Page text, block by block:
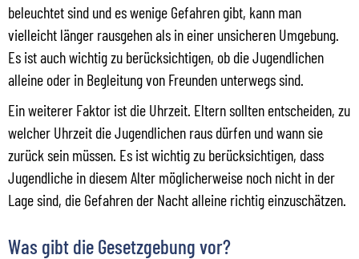
beleuchtet sind und es wenige Gefahren gibt, kann man
vielleicht länger rausgehen als in einer unsicheren Umgebung.
Es ist auch wichtig zu berücksichtigen, ob die Jugendlichen
alleine oder in Begleitung von Freunden unterwegs sind.
Ein weiterer Faktor ist die Uhrzeit. Eltern sollten entscheiden, zu
welcher Uhrzeit die Jugendlichen raus dürfen und wann sie
zurück sein müssen. Es ist wichtig zu berücksichtigen, dass
Jugendliche in diesem Alter möglicherweise noch nicht in der
Lage sind, die Gefahren der Nacht alleine richtig einzuschätzen.
Was gibt die Gesetzgebung vor?